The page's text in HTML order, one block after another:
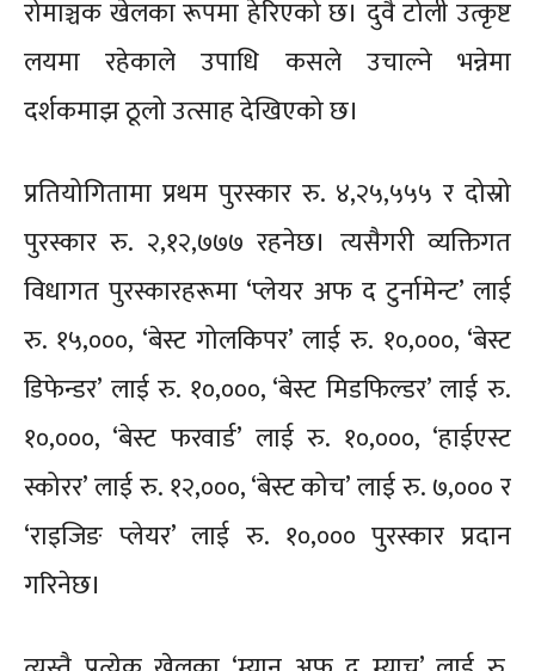
रोमाञ्चक खेलका रूपमा हेरिएको छ। दुवै टोली उत्कृष्ट
लयमा रहेकाले उपाधि कसले उचाल्ने भन्नेमा
दर्शकमाझ ठूलो उत्साह देखिएको छ।
प्रतियोगितामा प्रथम पुरस्कार रु. ४,२५,५५५ र दोस्रो
पुरस्कार रु. २,१२,७७७ रहनेछ। त्यसैगरी व्यक्तिगत
विधागत पुरस्कारहरूमा ‘प्लेयर अफ द टुर्नामेन्ट’ लाई
रु. १५,०००, ‘बेस्ट गोलकिपर’ लाई रु. १०,०००, ‘बेस्ट
डिफेन्डर’ लाई रु. १०,०००, ‘बेस्ट मिडफिल्डर’ लाई रु.
१०,०००, ‘बेस्ट फरवार्ड’ लाई रु. १०,०००, ‘हाईएस्ट
स्कोरर’ लाई रु. १२,०००, ‘बेस्ट कोच’ लाई रु. ७,००० र
‘राइजिङ प्लेयर’ लाई रु. १०,००० पुरस्कार प्रदान
गरिनेछ।